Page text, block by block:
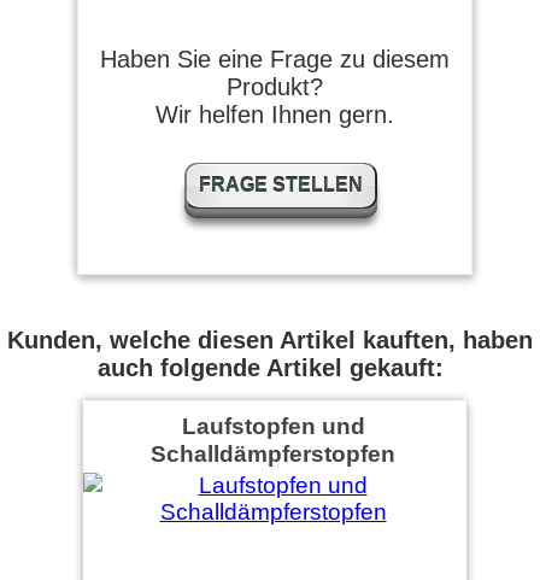
Haben Sie eine Frage zu diesem
Produkt?
Wir helfen Ihnen gern.
FRAGE STELLEN
Kunden, welche diesen Artikel kauften, haben
auch folgende Artikel gekauft:
Laufstopfen und
Schalldämpferstopfen